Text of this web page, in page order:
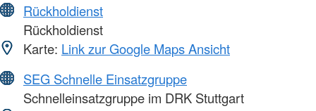
Rückholdienst
Rückholdienst
Karte: Link zur Google Maps Ansicht
SEG Schnelle Einsatzgruppe
Schnelleinsatzgruppe im DRK Stuttgart